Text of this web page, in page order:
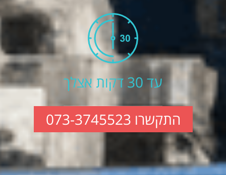
עד 30 דקות אצלך
התקשרו 073-3745523